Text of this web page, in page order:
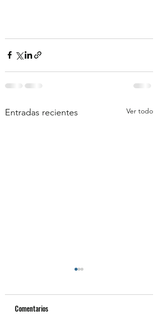
Entradas recientes Ver todo
Comentarios